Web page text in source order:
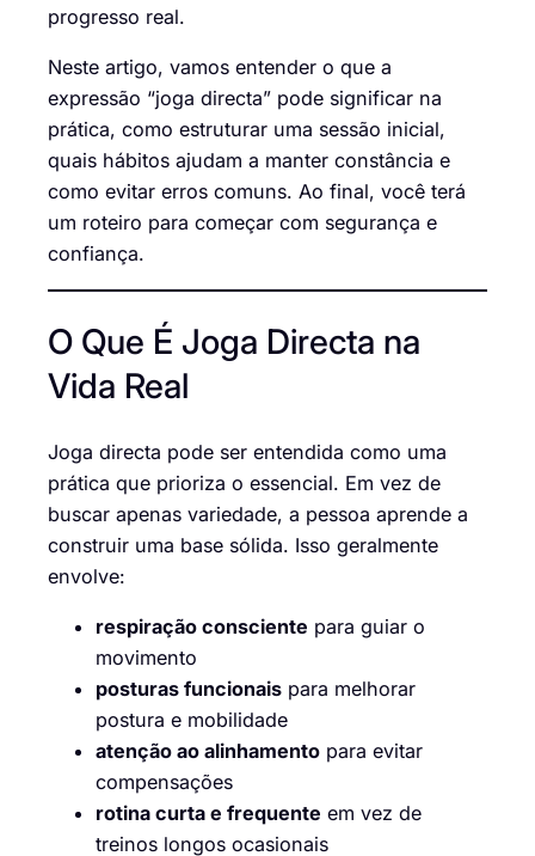
progresso real.
Neste artigo, vamos entender o que a
expressão “joga directa” pode significar na
prática, como estruturar uma sessão inicial,
quais hábitos ajudam a manter constância e
como evitar erros comuns. Ao final, você terá
um roteiro para começar com segurança e
confiança.
O Que É Joga Directa na
Vida Real
Joga directa pode ser entendida como uma
prática que prioriza o essencial. Em vez de
buscar apenas variedade, a pessoa aprende a
construir uma base sólida. Isso geralmente
envolve:
respiração consciente para guiar o
movimento
posturas funcionais para melhorar
postura e mobilidade
atenção ao alinhamento para evitar
compensações
rotina curta e frequente em vez de
treinos longos ocasionais